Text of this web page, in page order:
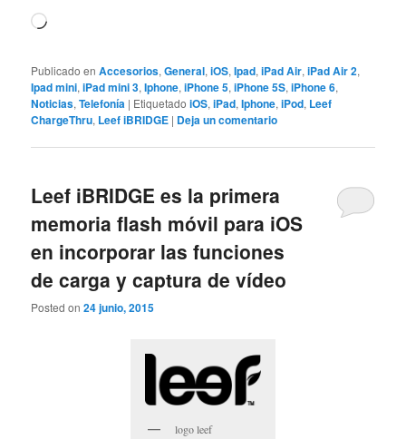
Cargando...
Publicado en Accesorios,General,iOS,Ipad,iPad Air,iPad Air 2,
Ipad mini,iPad mini 3,Iphone,iPhone 5,iPhone 5S,iPhone 6,
Noticias,Telefonía | Etiquetado iOS,iPad,Iphone,iPod, Leef
ChargeThru, Leef iBRIDGE | Deja un comentario
Leef iBRIDGE es la primera
memoria flash móvil para iOS
en incorporar las funciones
de carga y captura de vídeo
Posted on24 junio, 2015
logo leef